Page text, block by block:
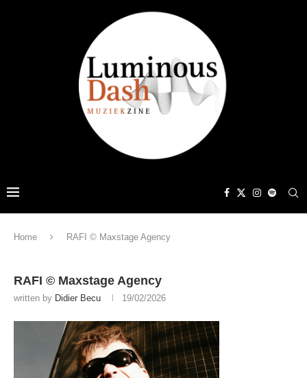
Home RAFI © Maxstage Agency
RAFI © Maxstage Agency
written by Didier Becu 19/02/2026